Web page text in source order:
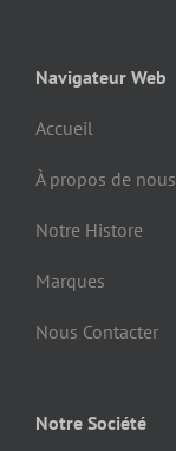
Navigateur Web
Accueil
À propos de nous
Notre Histore
Marques
Nous Contacter
Notre Société